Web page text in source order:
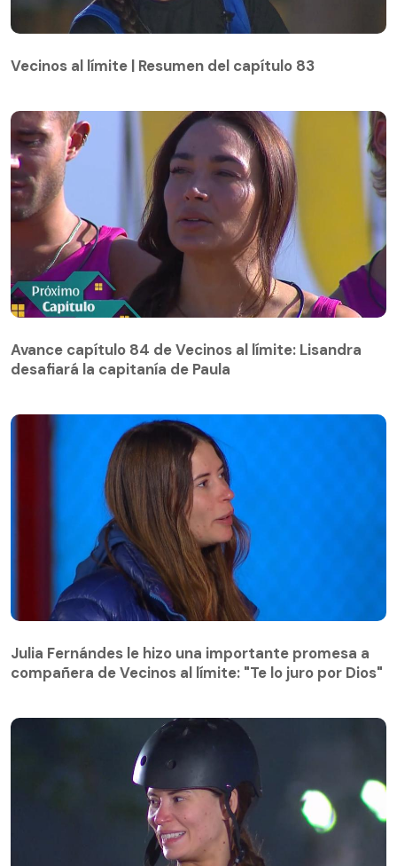
Vecinos al límite | Resumen del capítulo 83
desafiará la capitanía de Paula
Avance capítulo 84 de Vecinos al límite: Lisandra
desafiará la capitanía de Paula
compañera de Vecinos al límite: "Te lo juro por Dios"
Julia Fernándes le hizo una importante promesa a
compañera de Vecinos al límite: "Te lo juro por Dios"